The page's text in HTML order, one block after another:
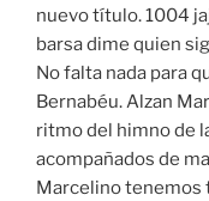
nuevo título. 1004
barsa dime quien
No falta nada para
Bernabéu. Alzan
ritmo del himno de
acompañados de
Marcelino tenemos